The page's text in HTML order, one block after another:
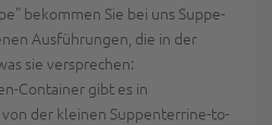
bekommen Sie bei uns Suppe-
Ausführungen, die in der
sie versprechen:
Container gibt es in
der kleinen Suppenterrine-to-